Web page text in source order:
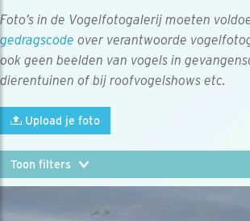
Foto’s in de Vogelfotogalerij moeten
gedragscode over verantwoorde
ook geen beelden van vogels in
dierentuinen of bij roofvogelshows etc.
Upload je foto